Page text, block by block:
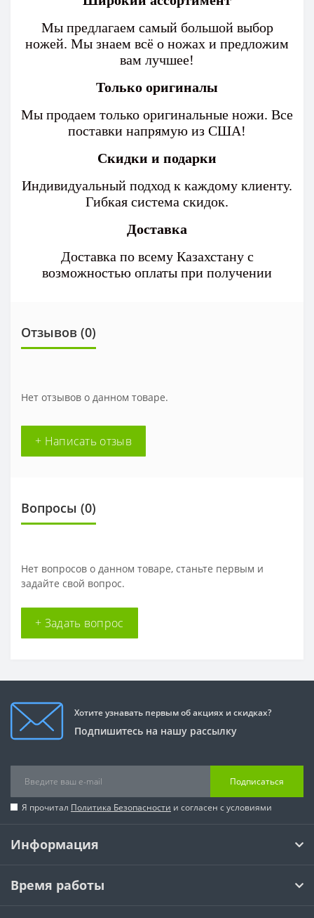
Мы предлагаем самый большой выбор
ножей. Мы знаем всё о ножах и предложим
вам лучшее!
Только оригиналы
Мы продаем только оригинальные ножи. Все
поставки напрямую из США!
Скидки и подарки
Индивидуальный подход к каждому клиенту.
Гибкая система скидок.
Доставка
Доставка по всему Казахстану с
возможностью оплаты при получении
Отзывов (0)
Нет отзывов о данном товаре.
+ Написать отзыв
Вопросы (0)
Нет вопросов о данном товаре, станьте первым и
задайте свой вопрос.
+ Задать вопрос
Хотите узнавать первым об акциях и скидках?
Подпишитесь на нашу рассылку
Подписаться
Я прочитал Политика Безопасности и согласен с условиями
Информация
Время работы